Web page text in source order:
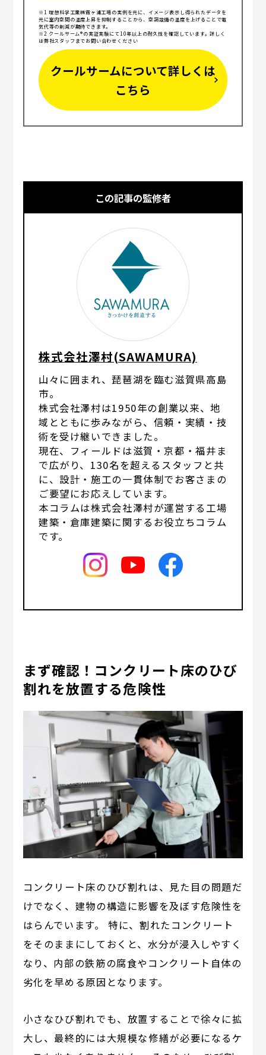
※1 理想科学工業㈱霞ヶ浦工場の実例を元に、イメージ表示し得られたデータを
元に室内空間の温度上昇を抑制することから、空調設備の温度を上げることで電
気代等の削減が期待できます。
※2 クールサーム®の実証実験にて10年以上の耐久性を確認しています。詳しく
は弊社スタッフまでお問い合わせください
クールサームについて詳しくは
こちら
この記事の監修者
株式会社澤村(SAWAMURA)
山々に囲まれ、琵琶湖を臨む滋賀県高島
市。
株式会社澤村は1950年の創業以来、地
域とともに歩みながら、信頼・実績・技
術を受け継いできました。
現在、フィールドは滋賀・京都・福井ま
で広がり、130名を超えるスタッフと共
に、設計・施工の一貫体制でお客さまの
ご要望にお応えしています。
本コラムは株式会社澤村が運営する工場
建築・倉庫建築に関するお役立ちコラム
です。
まず確認！コンクリート床のひび
割れを放置する危険性
コンクリート床のひび割れは、見た目の問題だ
けでなく、建物の構造に影響を及ぼす危険性を
はらんでいます。 特に、割れたコンクリート
をそのままにしておくと、水分が浸入しやすく
なり、内部の鉄筋の腐食やコンクリート自体の
劣化を早める原因となります。
小さなひび割れでも、放置することで徐々に拡
大し、最終的には大規模な修繕が必要になるケ